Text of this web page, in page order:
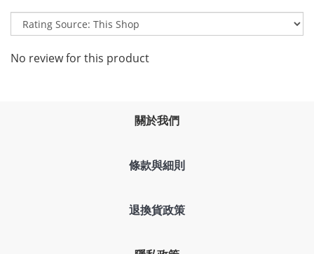
No review for this product
關於我們
條款與細則
退換貨政策